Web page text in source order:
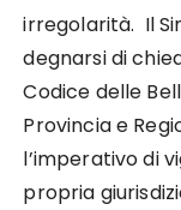
irregolarità. Il
degnarsi di
Codice delle
Provincia e
l’imperativo di
propria